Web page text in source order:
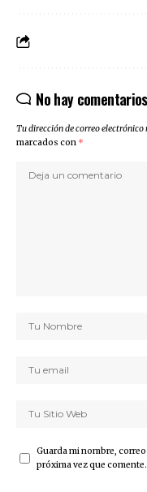
No hay comentarios
Tu dirección de correo electrónico
marcados con *
Guarda mi nombre,
próxima vez que comente.